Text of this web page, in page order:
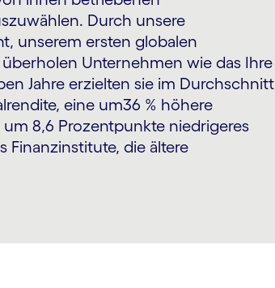
Durch unsere
unserem ersten globalen
Unternehmen wie das Ihre
Jahre erzielten sie im Durchschnitt
eine um36 % höhere
8,6 Prozentpunkte niedrigeres
Finanzinstitute, die ältere